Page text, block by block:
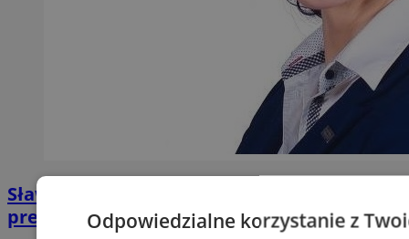
Sława Umińska-Duraj ponownie na fotelu
prezydenckimOdpowiedzialne korzystanie z